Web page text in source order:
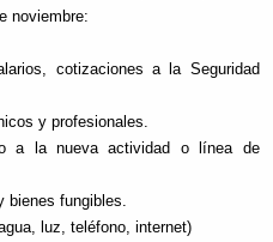
noviembre:
cotizaciones a la Seguridad
y profesionales.
a la nueva actividad o línea de
bienes fungibles.
luz, teléfono, internet)